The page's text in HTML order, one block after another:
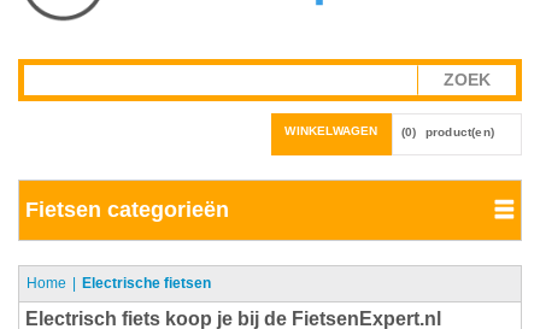
WINKELWAGEN (0) product(en)
Fietsen categorieën
Home Electrische fietsen
Electrisch fiets koop je bij de FietsenExpert.nl